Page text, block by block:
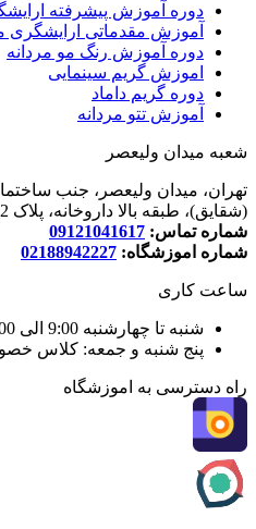
دوره آموزش پیشرفته
آموزش مقدماتی ارایشگری
دوره آموزش رنگ مو مردانه
اموزش گریم سینمایی
دوره گریم داماد
آموزش تتو مردانه
شعبه میدان ولیعصر
تهران، میدان ولیعصر، جنب
(شقایق)، طبقه بالا داروخانه، پلاک 32، طبقه سوم، واحد 5
شماره تماس: 09121041617
شماره اموزشگاه: 02188942227
ساعت کاری
شنبه تا چهارشنبه 9:00 الی 19:00
پنج شنبه و جمعه: کلاس
راه دسترسی به اموزشگاه